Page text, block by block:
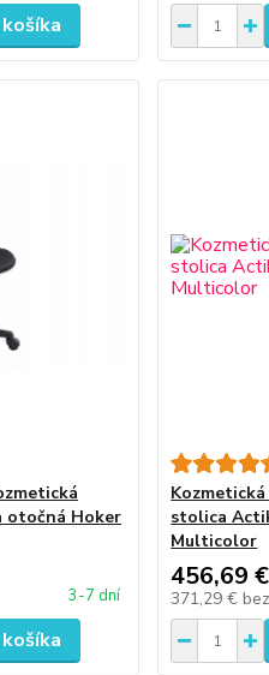
otočná Hoker
3-7 dní
stolica
Multicolor
456,69 €
371,29 €